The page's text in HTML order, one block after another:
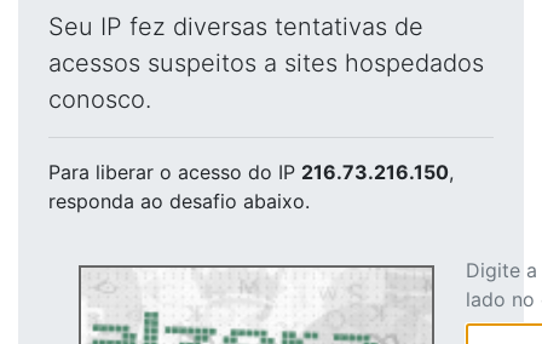
Seu IP fez diversas tentativas de
acessos suspeitos a sites hospedados
conosco.
Para liberar o acesso do IP 216.73.216.150,
responda ao desafio abaixo.
Digite
lado no